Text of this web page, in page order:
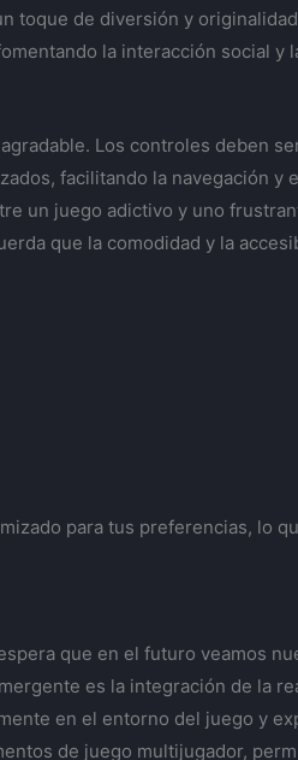
toque de diversión y
la interacción social y
Los controles deben
facilitando la navegación y
un juego adictivo y uno
que la comodidad y la
para tus preferencias, lo
que en el futuro veamos
es la integración de la
en el entorno del juego y
de juego multijugador,